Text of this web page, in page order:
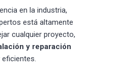
en la industria,
está altamente
cualquier proyecto,
y reparación